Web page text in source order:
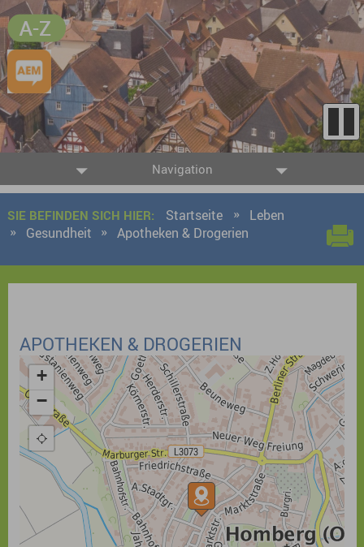
Navigation
SIE BEFINDEN SICH HIER: Startseite
Leben
Gesundheit
Apotheken & Drogerien
APOTHEKEN & DROGERIEN